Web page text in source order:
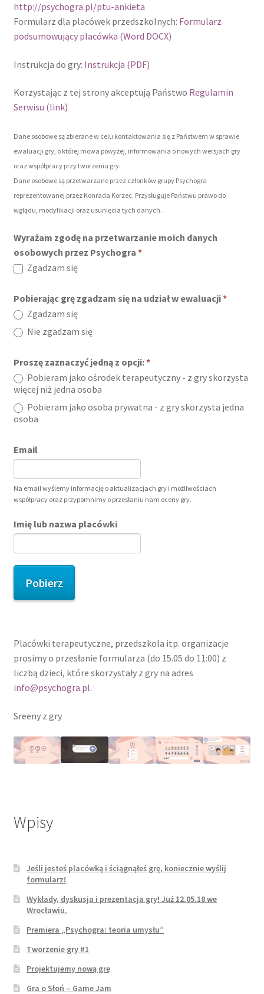
Zawalna
http://psychogra.pl/ptu-ankieta
Formularz dla placówek przedszkolnych: Formularz
podsumowujący placówka (Word DOCX)
Instrukcja do gry: Instrukcja (PDF)
Korzystając z tej strony akceptują Państwo Regulamin
Serwisu (link)
Dane osobowe są zbierane w celu kontaktowania się z Państwem w sprawie
ewaluacji gry, o której mowa powyżej, informowania o nowych wersjach gry
oraz współpracy przy tworzeniu gry.
Dane osobowe są przetwarzane przez członków grupy Psychogra
reprezentowanej przez Konrada Korzec. Przysługuje Państwu prawo do
wglądu, modyfikacji oraz usunięcia tych danych.
Pobierz
PTU
Wyrażam zgodę na przetwarzanie moich danych
osobowych przez Psychogra *
Zgadzam się
Pobierając grę zgadzam się na udział w ewaluacji*
Zgadzam się
Nie zgadzam się
Proszę zaznaczyć jedną z opcji:*
Pobieram jako ośrodek terapeutyczny - z gry skorzysta
więcej niż jedna osoba
Pobieram jako osoba prywatna - z gry skorzysta jedna
osoba
Email
Na email wyślemy informację o aktualizacjach gry i możliwościach
współpracy oraz przypomnimy o przesłaniu nam oceny gry.
Imię lub nazwa placówki
Pobierz
Placówki terapeutyczne, przedszkola itp. organizacje
prosimy o przesłanie formularza (do 15.05 do 11:00) z
liczbą dzieci, które skorzystały z gry na adres
info@psychogra.pl.
Sreeny z gry
Wpisy
Jeśli jesteś placówką i ściągnąłeś grę, koniecznie wyślij
formularz!
Wykłady, dyskusja i prezentacja gry! Już 12.05.18 we
Wrocławiu.
Premiera „Psychogra: teoria umysłu”
Tworzenie gry #1
Projektujemy nową grę
Gra o Słoń – Game Jam